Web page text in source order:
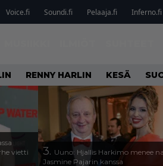
Voice.fi Soundi.fi Pelaaja.fi Inferno.fi
RENNY HARLIN KESÄ
vietti
3. Uuno: Hjallis Harkimo menee
Jasmine Pajarin kanssa